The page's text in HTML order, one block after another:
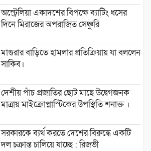
অস্ট্রেলিয়া একাদশের বিপক্ষে ব্যাটিং ধসের
দিনে মিরাজের অপরাজিত সেঞ্চুরি
মাগুরার বাড়িতে হামলার প্রতিক্রিয়ায় যা বললেন
সাকিব।
দেশীয় পাঁচ প্রজাতির ছোট মাছে উদ্বেগজনক
মাত্রায় মাইক্রোপ্লাস্টিকের উপস্থিতি শনাক্ত ।
সরকারকে ব্যর্থ করতে দেশের বিরুদ্ধে একটি
দল চক্রান্ত চালিয়ে যাচ্ছে : রিজভী